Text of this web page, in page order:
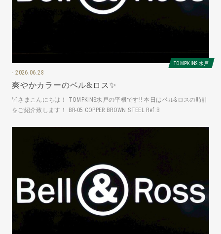
TOMPKINS 水戸
2026.06.28
爽やかカラーのベル&ロス✨
皆さまこんにちは！ TOMPKINS水戸の平根です‼️ 本日はベル&ロスの時計
をご紹介致します！ BR-05 COPPER BROWN STEEL Ref:B